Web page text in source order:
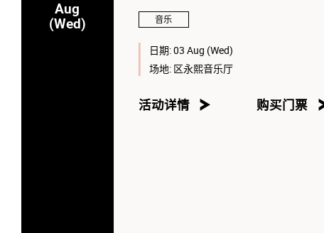
Aug
(Wed)
音乐
日期:03 Aug (Wed)
场地: 区永熙音乐厅
活动详情 购买门票